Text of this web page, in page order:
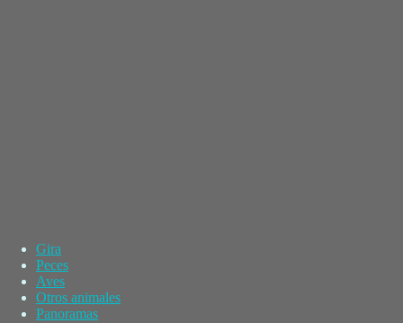
Gira
Peces
Aves
Otros animales
Panoramas